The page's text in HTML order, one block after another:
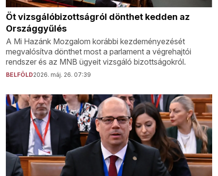
Öt vizsgálóbizottságról dönthet kedden az
Országgyűlés
A Mi Hazánk Mozgalom korábbi kezdeményezését
megvalósítva dönthet most a parlament a végrehajtói
rendszer és az MNB ügyeit vizsgáló bizottságokról.
BELFÖLD2026. máj. 26. 07:39